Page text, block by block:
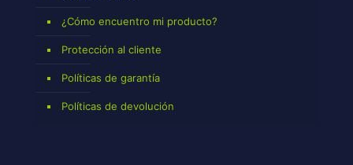
¿Cómo encuentro mi producto?
Protección al cliente
Políticas de garantía
Políticas de devolución